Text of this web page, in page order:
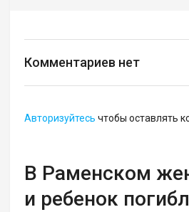
Комментариев нет
Авторизуйтесь чтобы оставлять
В Раменском
и ребенок